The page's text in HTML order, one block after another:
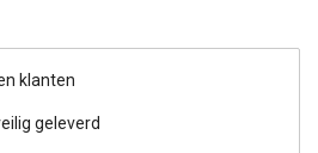
klanten
geleverd